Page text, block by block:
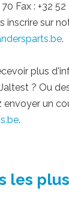
Fax : +32
inscrire sur
.
plus
? Ou
envoyer un
.
les